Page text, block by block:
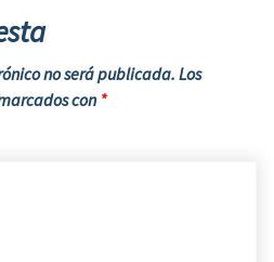
no será publicada. Los
con *